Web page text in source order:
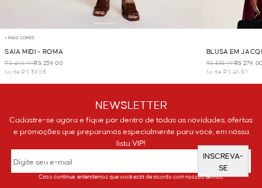
+ MAIS CORES
SAIA MIDI - ROMA
R$ 468,00R$ 239,00
6x de R$ 39,83
BLUSA EM
R$ 555,00R$
6x de R$ 46,50
NEWSLETTER
Cadastre-se agora e fique por dentro de todas as novidades, ofertas
e promoções que preparamos especialmente para você, em nossa
lista VIP!
INSCREVA-
SE
Caso continue, entendemos que você está de acordo com nossos termos.